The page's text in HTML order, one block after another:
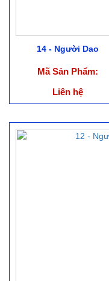
14 - Người Dao
Mã Sản Phẩm:
Liên hệ